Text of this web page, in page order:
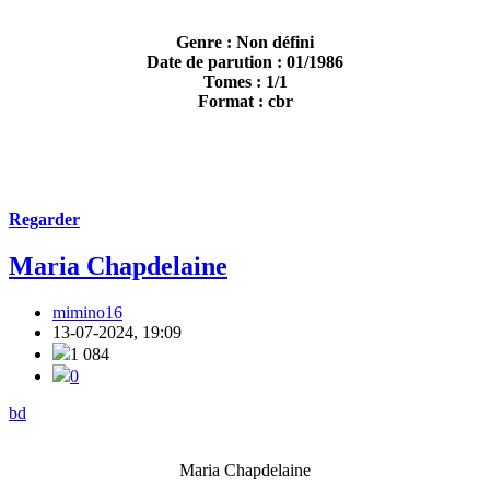
Genre : Non défini
Date de parution : 01/1986
Tomes : 1/1
Format : cbr
Regarder
Maria Chapdelaine
mimino16
13-07-2024, 19:09
1 084
0
bd
Maria Chapdelaine